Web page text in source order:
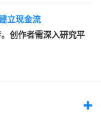
立现金流
创作者需深入研究平